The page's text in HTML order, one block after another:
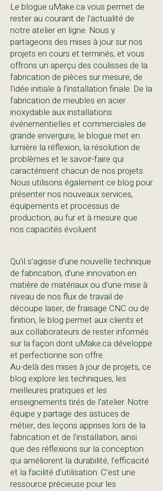
Le blogue uMake.ca vous permet de
rester au courant de l'actualité de
notre atelier en ligne. Nous y
partageons des mises à jour sur nos
projets en cours et terminés, et vous
offrons un aperçu des coulisses de la
fabrication de pièces sur mesure, de
l'idée initiale à l'installation finale. De la
fabrication de meubles en acier
inoxydable aux installations
événementielles et commerciales de
grande envergure, le blogue met en
lumière la réflexion, la résolution de
problèmes et le savoir-faire qui
caractérisent chacun de nos projets.
Nous utilisons également ce blog pour
présenter nos nouveaux services,
équipements et processus de
production, au fur et à mesure que
nos capacités évoluent.
Qu’il s’agisse d’une nouvelle technique
de fabrication, d’une innovation en
matière de matériaux ou d’une mise à
niveau de nos flux de travail de
découpe laser, de fraisage CNC ou de
finition, le blog permet aux clients et
aux collaborateurs de rester informés
sur la façon dont uMake.ca développe
et perfectionne son offre.
Au-delà des mises à jour de projets, ce
blog explore les techniques, les
meilleures pratiques et les
enseignements tirés de l'atelier. Notre
équipe y partage des astuces de
métier, des leçons apprises lors de la
fabrication et de l'installation, ainsi
que des réflexions sur la conception
qui améliorent la durabilité, l'efficacité
et la facilité d'utilisation. C'est une
ressource précieuse pour les